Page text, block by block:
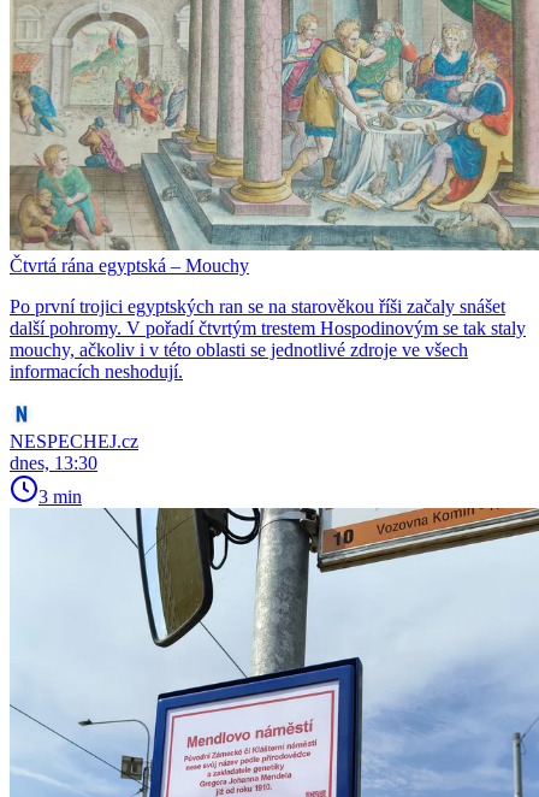
Čtvrtá rána egyptská – Mouchy
Po první trojici egyptských ran se na starověkou říši začaly snášet
další pohromy. V pořadí čtvrtým trestem Hospodinovým se tak staly
mouchy, ačkoliv i v této oblasti se jednotlivé zdroje ve všech
informacích neshodují.
NESPECHEJ.cz
dnes, 13:30
3 min